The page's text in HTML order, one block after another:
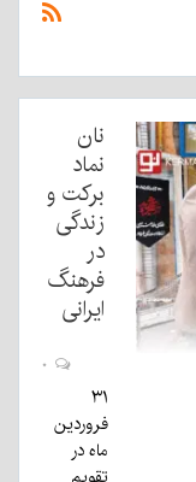
نان
نماد
برکت و
زندگی
در
فرهنگ
ایرانی
۳۱
فروردین
ماه در